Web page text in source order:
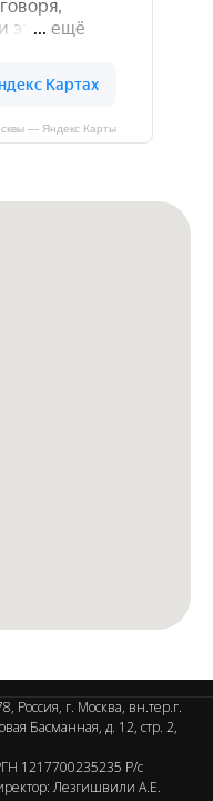
— Яндекс Карты
Россия, г. Москва, вн.тер.г.
Басманная, д. 12, стр. 2,
1217700235235 Р/с
Лезгишвили А.Е.